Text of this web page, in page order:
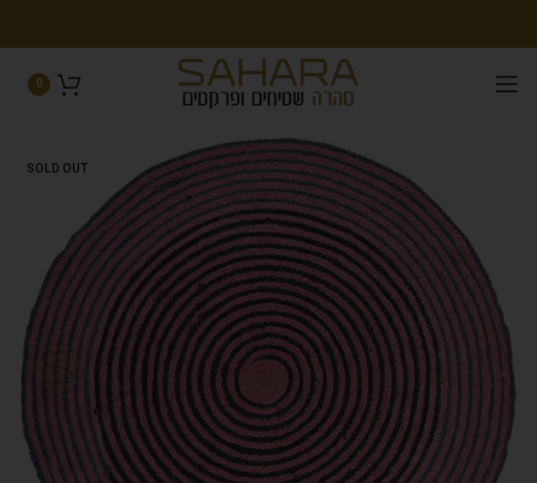
0
SOLD OUT